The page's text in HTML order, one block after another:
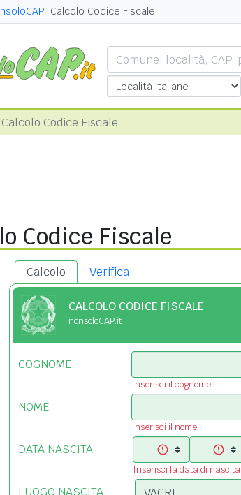
Calcolo Codice Fiscale
Calcolo Codice Fiscale
Codice Fiscale
Calcolo Verifica
CALCOLO CODICE FISCALE
nonsoloCAP.it
COGNOME
Inserisci il cognome
NOME
Inserisci il nome
DATA NASCITA
Inserisci la data di nascita
LUOGO NASCITA